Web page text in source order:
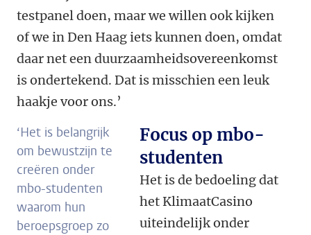
testpanel doen, maar we willen ook kijken
of we in Den Haag iets kunnen doen, omdat
daar net een duurzaamheidsovereenkomst
is ondertekend. Dat is misschien een leuk
haakje voor ons.’
‘Het is belangrijk
om bewustzijn te
creëren onder
mbo-studenten
waarom hun
beroepsgroep zo
Focus op mbo-
studenten
Het is de bedoeling dat
het KlimaatCasino
uiteindelijk onder